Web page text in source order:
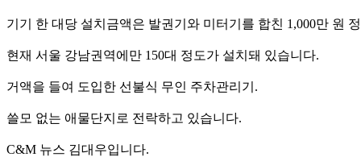
기기 한 대당 설치금액은 발권기와 미터기를 합친 1,000만 원
현재 서울 강남권역에만 150대 정도가 설치돼 있습니다.
거액을 들여 도입한 선불식 무인 주차관리기.
쓸모 없는 애물단지로 전락하고 있습니다.
C&M 뉴스 김대우입니다.